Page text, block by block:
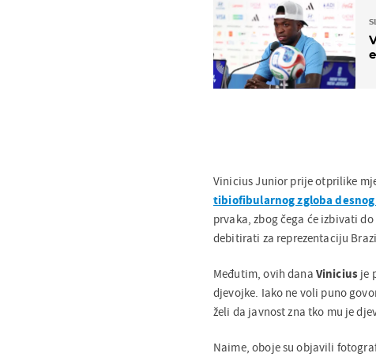
Vinicius Junior prije otprilike
tibiofibularnog zgloba
prvaka, zbog čega će izbivati
debitirati za reprezentaciju
Međutim, ovih dana Vinicius je
djevojke. Iako ne voli puno
želi da javnost zna tko mu je
Naime, oboje su objavili